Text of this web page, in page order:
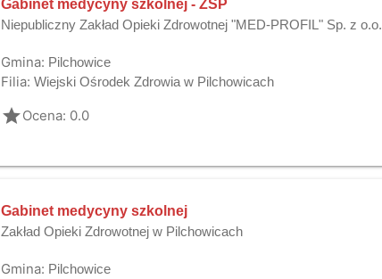
Gabinet medycyny szkolnej - ZSP
Niepubliczny Zakład Opieki Zdrowotnej "MED-PROFIL" Sp. z o.o.
Gmina: Pilchowice
Filia: Wiejski Ośrodek Zdrowia w Pilchowicach
gradeOcena: 0.0
Gabinet medycyny szkolnej
Zakład Opieki Zdrowotnej w Pilchowicach
Gmina: Pilchowice